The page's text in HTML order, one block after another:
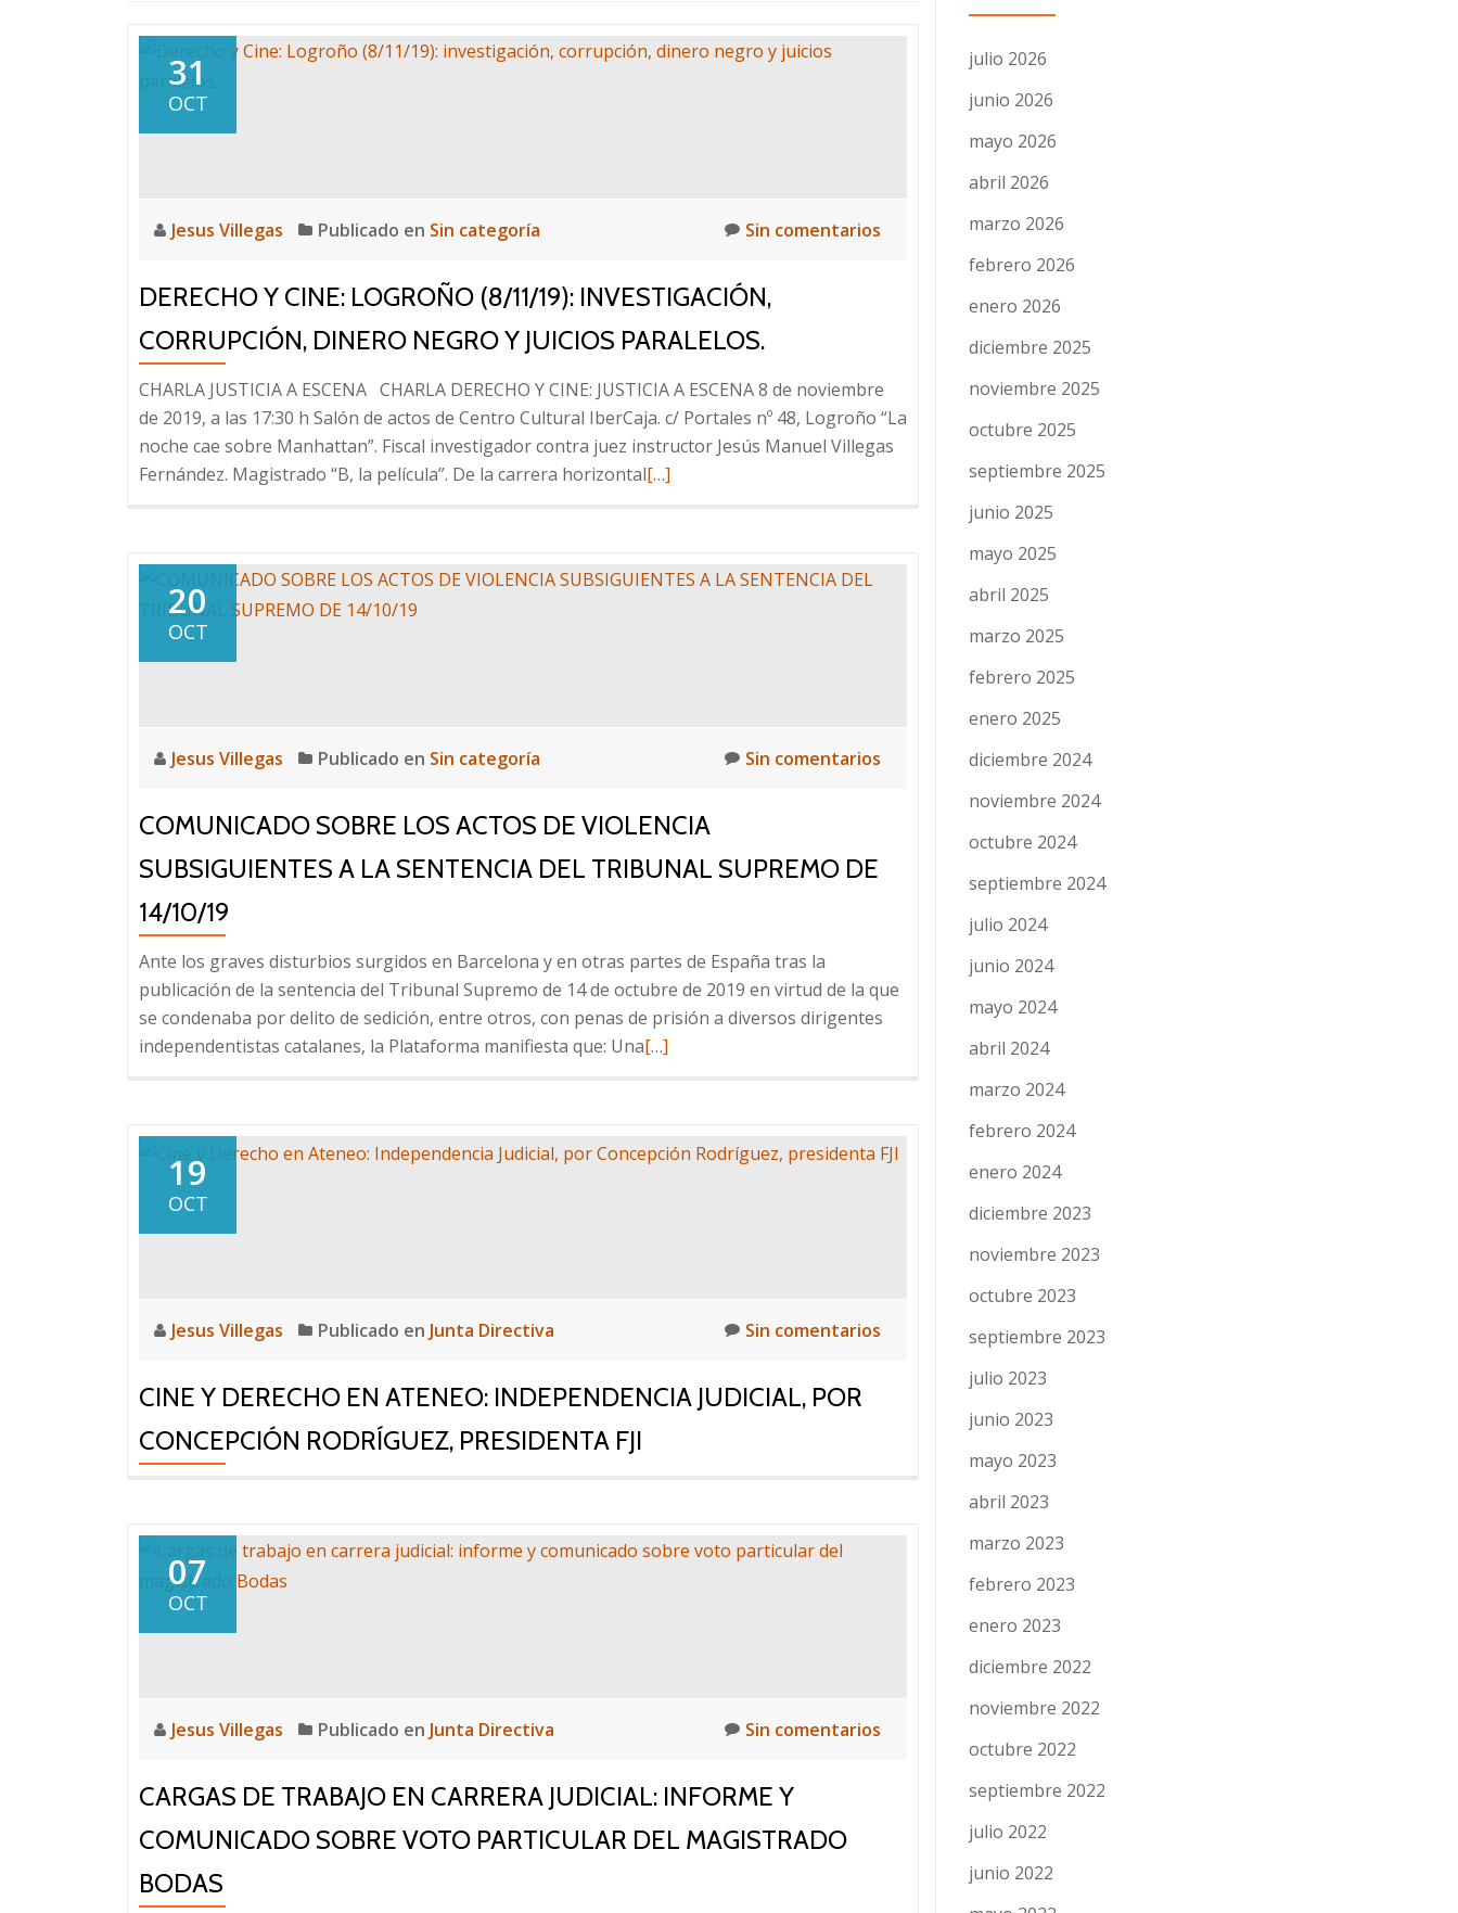
31
OCT
Jesus Villegas Publicado en Sin categoría Sin comentarios
DERECHO Y CINE: LOGROÑO (8/11/19): INVESTIGACIÓN,
CORRUPCIÓN, DINERO NEGRO Y JUICIOS PARALELOS.
CHARLA JUSTICIA A ESCENA CHARLA DERECHO Y CINE: JUSTICIA A ESCENA 8 de noviembre
de 2019, a las 17:30 h Salón de actos de Centro Cultural IberCaja. c/ Portales nº 48, Logroño “La
noche cae sobre Manhattan”. Fiscal investigador contra juez instructor Jesús Manuel Villegas
Fernández. Magistrado “B, la película”. De la carrera horizontalLeer
y
y
juicios
paralelos.
[…]
20
OCT
Jesus Villegas Publicado en Sin categoría Sin comentarios
COMUNICADO SOBRE LOS ACTOS DE VIOLENCIA
SUBSIGUIENTES A LA SENTENCIA DEL TRIBUNAL SUPREMO DE
14/10/19
Ante los graves disturbios surgidos en Barcelona y en otras partes de España tras la
publicación de la sentencia del Tribunal Supremo de 14 de octubre de 2019 en virtud de la que
se condenaba por delito de sedición, entre otros, con penas de prisión a diversos dirigentes
independentistas catalanes, la Plataforma manifiesta que: UnaLeer
SOBRE
SENTENCIA
DEL
[…]
19
OCT
Jesus Villegas Publicado en Junta Directiva Sin comentarios
CINE Y DERECHO EN ATENEO: INDEPENDENCIA JUDICIAL, POR
CONCEPCIÓN RODRÍGUEZ, PRESIDENTA FJI
07
OCT
Jesus Villegas Publicado en Junta Directiva Sin comentarios
CARGAS DE TRABAJO EN CARRERA JUDICIAL: INFORME Y
COMUNICADO SOBRE VOTO PARTICULAR DEL MAGISTRADO
BODAS
julio 2026
junio 2026
mayo 2026
abril 2026
marzo 2026
febrero 2026
enero 2026
diciembre 2025
noviembre 2025
octubre 2025
septiembre 2025
junio 2025
mayo 2025
abril 2025
marzo 2025
febrero 2025
enero 2025
diciembre 2024
noviembre 2024
octubre 2024
septiembre 2024
julio 2024
junio 2024
mayo 2024
abril 2024
marzo 2024
febrero 2024
enero 2024
diciembre 2023
noviembre 2023
octubre 2023
septiembre 2023
julio 2023
junio 2023
mayo 2023
abril 2023
marzo 2023
febrero 2023
enero 2023
diciembre 2022
noviembre 2022
octubre 2022
septiembre 2022
julio 2022
junio 2022